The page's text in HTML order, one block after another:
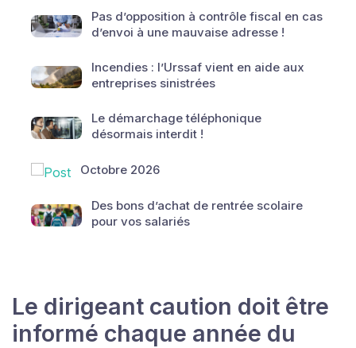
Pas d’opposition à contrôle fiscal en cas
d’envoi à une mauvaise adresse !
Incendies : l’Urssaf vient en aide aux
entreprises sinistrées
Le démarchage téléphonique
désormais interdit !
Octobre 2026
Des bons d’achat de rentrée scolaire
pour vos salariés
Le dirigeant caution doit être
informé chaque année du